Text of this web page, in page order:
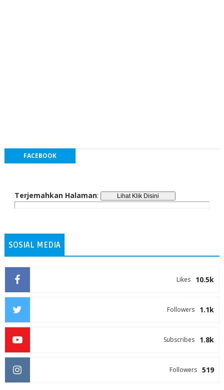
FACEBOOK
Terjemahkan Halaman:
SOSIAL MEDIA
10.5k
Likes
1.1k
Followers
1.8k
Subscribes
519
Followers